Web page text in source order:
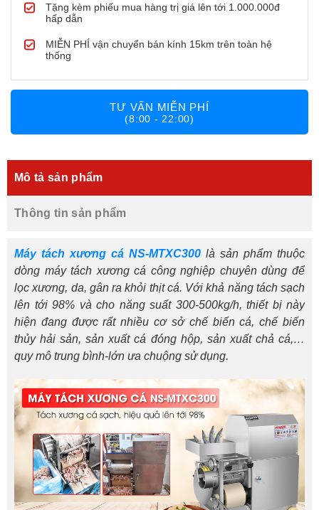
Tặng kèm phiếu mua hàng trị giá lên tới 1.000.000đ
hấp dẫn
MIỄN PHÍ vận chuyển bán kính 15km trên toàn hệ
thống
TƯ VẤN MIỄN PHÍ
(8:00 - 22:00)
Mô tả sản phẩm
Thông tin sản phẩm
Máy tách xương cá NS-MTXC300 là sản phẩm thuộc
dòng máy tách xương cá công nghiệp chuyên dùng để
lọc xương, da, gân ra khỏi thịt cá. Với khả năng tách sạch
lên tới 98% và cho năng suất 300-500kg/h, thiết bị này
hiện đang được rấtnhiều cơ sở chế biến cá, chế biến
thủy hải sản, sản xuất cá đóng hộp, sản xuất chả cá,…
quy mô trung bình-lớn ưa chuộng sử dụng.